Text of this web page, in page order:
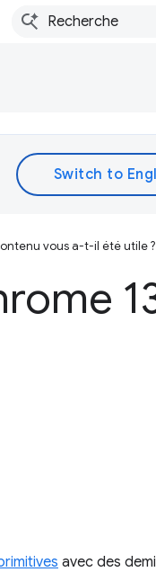
vous a-t-il été utile ?
avec des